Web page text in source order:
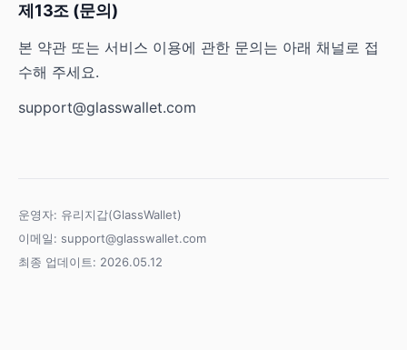
제13조 (문의)
본 약관 또는 서비스 이용에 관한 문의는 아래 채널로 접
수해 주세요.
support@glasswallet.com
운영자: 유리지갑(GlassWallet)
이메일: support@glasswallet.com
최종 업데이트: 2026.05.12